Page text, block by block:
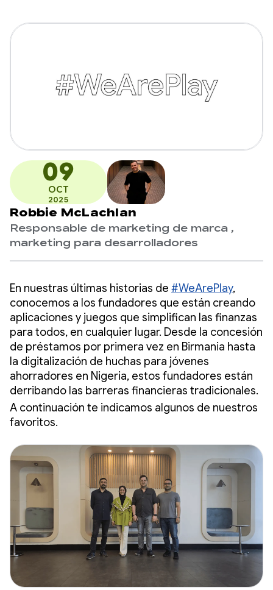
09
OCT
2025
Robbie McLachlan
Responsable de marketing de marca ,
marketing para desarrolladores
En nuestras últimas historias de #WeArePlay,
conocemos a los fundadores que están creando
aplicaciones y juegos que simplifican las finanzas
para todos, en cualquier lugar. Desde la concesión
de préstamos por primera vez en Birmania hasta
la digitalización de huchas para jóvenes
ahorradores en Nigeria, estos fundadores están
derribando las barreras financieras tradicionales.
A continuación te indicamos algunos de nuestros
favoritos.